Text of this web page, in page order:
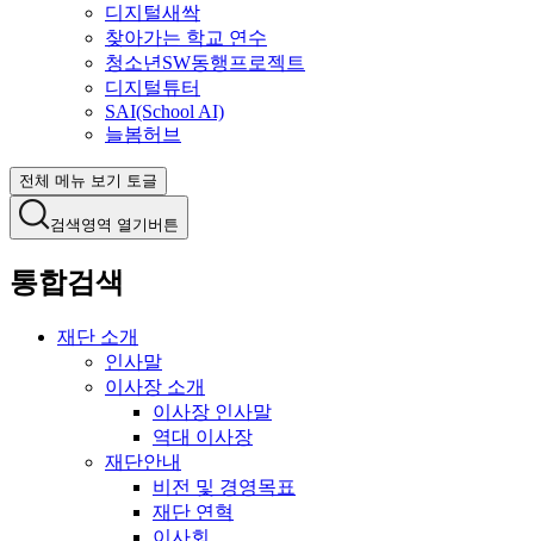
디지털새싹
찾아가는 학교 연수
청소년SW동행프로젝트
디지털튜터
SAI(School AI)
늘봄허브
전체 메뉴 보기 토글
검색영역 열기버튼
통합검색
재단 소개
인사말
이사장 소개
이사장 인사말
역대 이사장
재단안내
비전 및 경영목표
재단 연혁
이사회